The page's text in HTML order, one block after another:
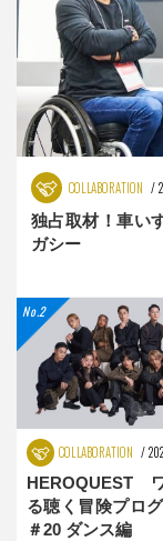
COLLABORATION
独占取材！車い
ガシー
COLLABORATION
HEROQUEST
る聴く冒険プロ
＃20 ダンス編